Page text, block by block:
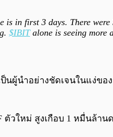
is in first 3 days. There
$IBITalone is seeing more
เป็นผู้นำอย่างชัดเจนในแ
วใหม่ สูงเกือบ 1 หมื่นล้า